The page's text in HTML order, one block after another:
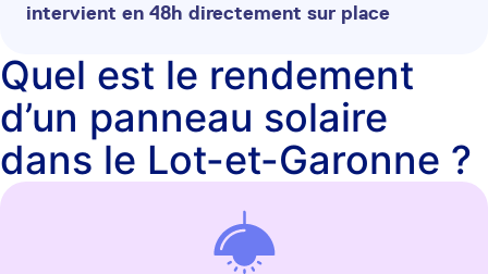
intervient en 48h directement sur place
Quel est le rendement
d’un panneau solaire
dans le Lot-et-Garonne ?